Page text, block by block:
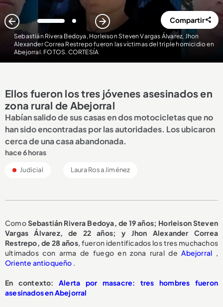
Sebastián Rivera Bedoya, Horleison Steven Vargas Álvarez, Jhon
Alexander Correa Restrepo fueron las víctimas del triple homicidio en
Abejorral. FOTOS. CORTESÍA
1 2 Compartir
Ellos fueron los tres jóvenes asesinados en
zona rural de Abejorral
Habían salido de sus casas en dos motocicletas que no
han sido encontradas por las autoridades. Los ubicaron
cerca de una casa abandonada.
hace 6 horas
Judicial Laura Rosa Jiménez
ComoSebastián Rivera Bedoya, de 19 años; Horleison Steven
Vargas Álvarez, de 22 años; y Jhon Alexander Correa
Restrepo, de 28 años, fueron identificados los tres muchachos
ultimados con arma de fuego en zona rural deAbejorral ,
Oriente antioqueño .
En contexto:Alerta por masacre: tres hombres fueron
asesinados en Abejorral